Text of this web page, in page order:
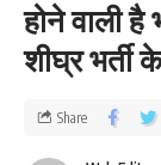
होने वाली है
शीघ्र भर्ती
Share